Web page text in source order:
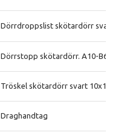
Dörrdroppslist skötardörr svart
Dörrstopp skötardörr. A10-B60
Tröskel skötardörr svart
Draghandtag